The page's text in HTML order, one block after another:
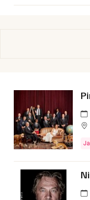
Jazz en Gironde
Jazz en Aquitaine
Strasbourg